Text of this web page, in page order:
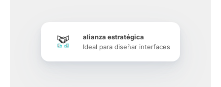
alianza estratégica
Ideal para diseñar interfaces